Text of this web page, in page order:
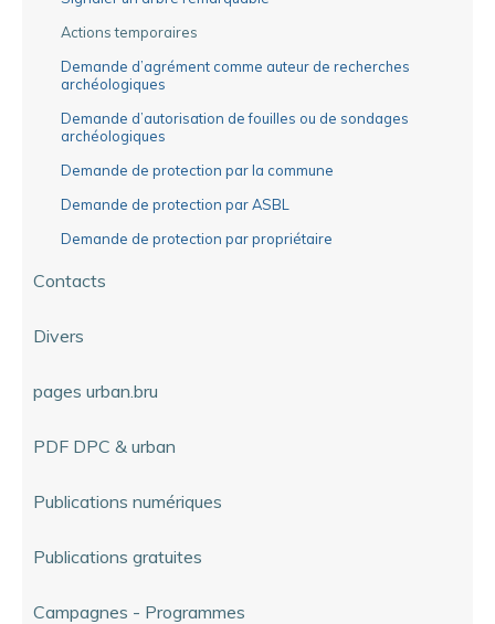
Actions temporaires
Demande d’agrément comme auteur de recherches
archéologiques
Demande d’autorisation de fouilles ou de sondages
archéologiques
Demande de protection par la commune
Demande de protection par ASBL
Demande de protection par propriétaire
Contacts
Divers
pages urban.bru
PDF DPC & urban
Publications numériques
Publications gratuites
Campagnes - Programmes